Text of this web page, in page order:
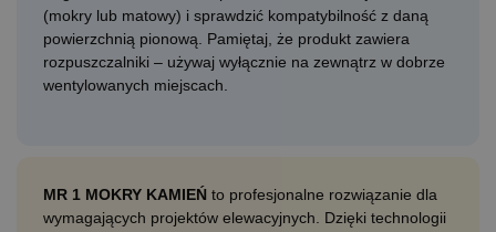
(mokry lub matowy) i sprawdzić kompatybilność z daną
powierzchnią pionową. Pamiętaj, że produkt zawiera
rozpuszczalniki – używaj wyłącznie na zewnątrz w dobrze
wentylowanych miejscach.
MR 1 MOKRY KAMIEŃ to profesjonalne rozwiązanie dla
wymagających projektów elewacyjnych. Dzięki technologii